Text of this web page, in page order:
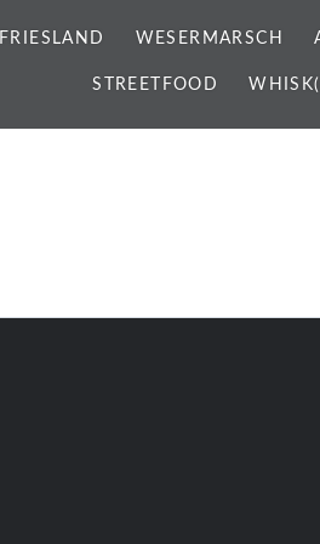
FRIESLAND WESERMARSCH
STREETFOOD